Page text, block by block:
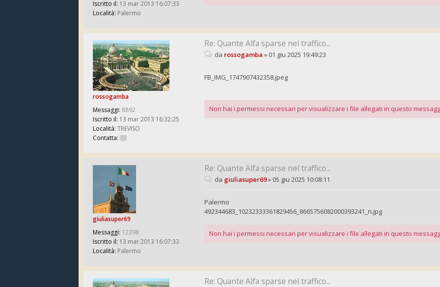
Iscritto il: 13 mar 2013 16:07:33
Località: Palermo
rossogamba
Messaggi: 8892
Iscritto il: 13 mar 2013 16:32:25
Località: TREVISO
Contatta:
Re: Quante Alfa sparse nel traffico...
da rossogamba » 01 giu 2025 19:49:23
FB_IMG_1747907432358.jpeg
Non hai i permessi necessari per visualizzare i file allegati in questo
giuliasuper69
Messaggi: 12398
Iscritto il: 13 mar 2013 16:07:33
Località: Palermo
Re: Quante Alfa sparse nel traffico...
da giuliasuper69» 05 giu 2025 10:08:11
Palermo
492344683_10232333361829456_8665756082000393241_n.jpg
Non hai i permessi necessari per visualizzare i file allegati in questo
Re: Quante Alfa sparse nel traffico...